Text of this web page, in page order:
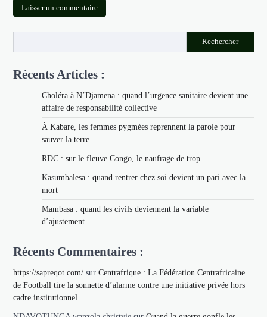
Rechercher
Récents Articles :
Choléra à N’Djamena : quand l’urgence sanitaire devient une
affaire de responsabilité collective
À Kabare, les femmes pygmées reprennent la parole pour
sauver la terre
RDC : sur le fleuve Congo, le naufrage de trop
Kasumbalesa : quand rentrer chez soi devient un pari avec la
mort
Mambasa : quand les civils deviennent la variable
d’ajustement
Récents Commentaires :
https://sapreqot.com/ surCentrafrique : La Fédération Centrafricaine
de Football tire la sonnette d’alarme contre une initiative privée hors
cadre institutionnel